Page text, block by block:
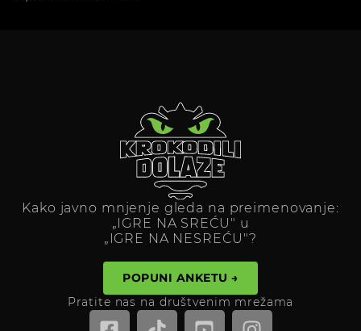
Kako javno mnjenje gleda na preimenovanje:
„IGRE NA SREĆU" u
„IGRE NA NESREĆU"?
POPUNI ANKETU →
Pratite nas na društvenim mrežama